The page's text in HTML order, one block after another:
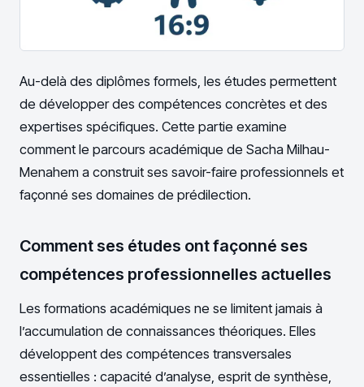
Au-delà des diplômes formels, les études permettent
de développer des compétences concrètes et des
expertises spécifiques. Cette partie examine
comment le parcours académique de Sacha Milhau-
Menahem a construit ses savoir-faire professionnels et
façonné ses domaines de prédilection.
Comment ses études ont façonné ses
compétences professionnelles actuelles
Les formations académiques ne se limitent jamais à
l’accumulation de connaissances théoriques. Elles
développent des compétences transversales
essentielles : capacité d’analyse, esprit de synthèse,